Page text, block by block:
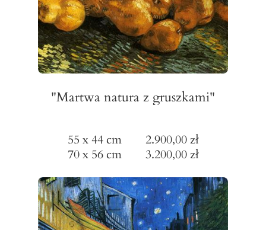
55 x 44 cm 2.900,00 zł
70 x 56 cm 3.200,00 zł
"Martwa natura z gruszkami"